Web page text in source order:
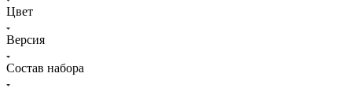
Цвет
Версия
Состав набора